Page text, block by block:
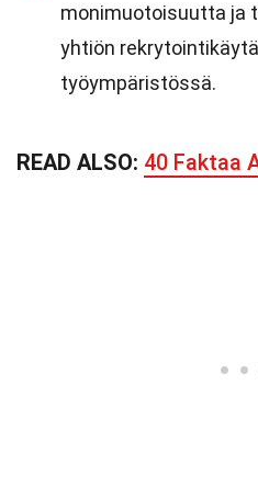
monimuotoisuutta ja
yhtiön
työympäristössä.
READ ALSO: 40 Faktaa